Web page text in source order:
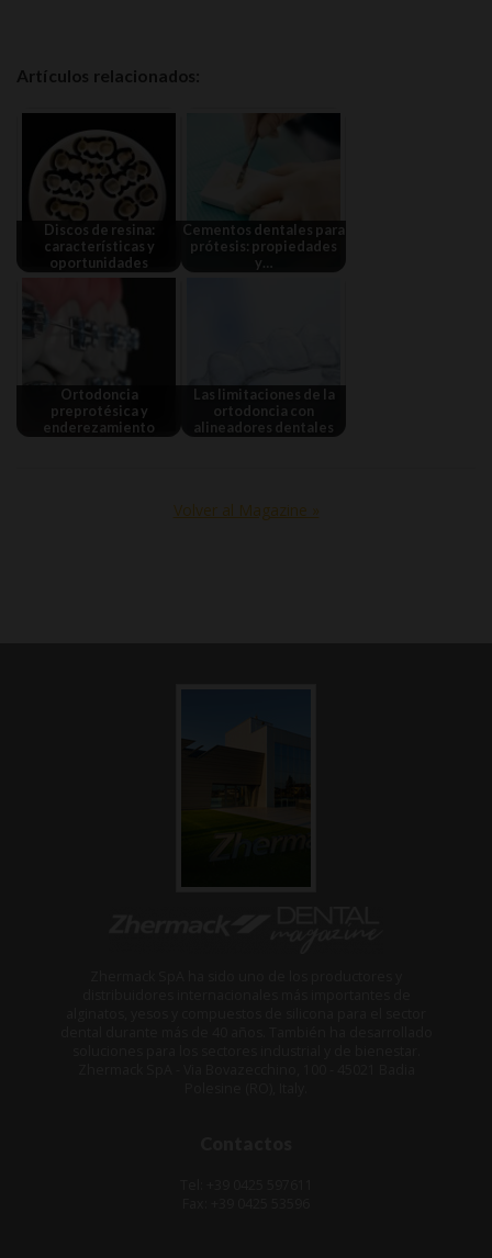
Artículos relacionados:
Discos de resina:
características y
oportunidades
Cementos dentales para
prótesis: propiedades
y…
Ortodoncia
preprotésica y
enderezamiento
Las limitaciones de la
ortodoncia con
alineadores dentales
Volver al Magazine »